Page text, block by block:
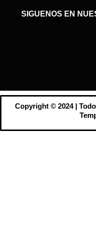
SIGUENOS EN
Copyright © 2024 |